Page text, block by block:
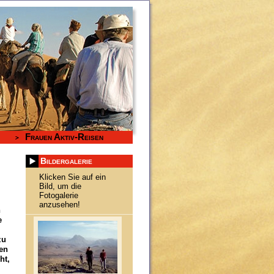
Frauen Aktiv-Reisen
Bildergalerie
Klicken Sie auf ein
Bild, um die
Fotogalerie
anzusehen!